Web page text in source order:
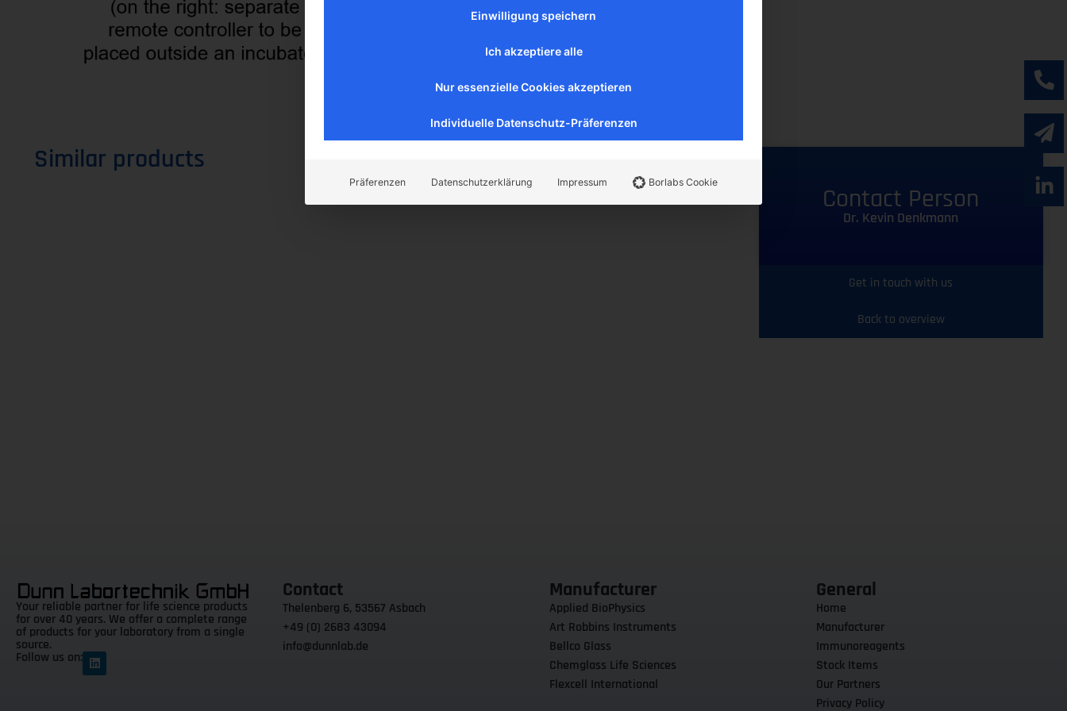
Contact Person
Dr. Kevin Denkmann
Get in touch with us
Back to overview
Similar products
Your reliable partner for life science products
for over 40 years. We offer a complete range
of products for your laboratory from a single
source.
Follow us on:
Contact
Thelenberg 6, 53567 Asbach
+49 (0) 2683 43094
info@dunnlab.de
Manufacturer
Applied BioPhysics
Art Robbins Instruments
Bellco Glass
Chemglass Life Sciences
Flexcell International
General
Home
Manufacturer
Immunoreagents
Stock Items
Our Partners
Privacy Policy
Einwilligung speichern
Ich akzeptiere alle
Nur essenzielle Cookies akzeptieren
Individuelle Datenschutz-Präferenzen
Präferenzen Datenschutzerklärung Impressum Borlabs Cookie